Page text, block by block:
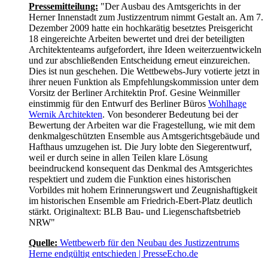
Pressemitteilung: "Der Ausbau des Amtsgerichts in der
Herner Innenstadt zum Justizzentrum nimmt Gestalt an. Am 7.
Dezember 2009 hatte ein hochkarätig besetztes Preisgericht
18 eingereichte Arbeiten bewertet und drei der beteiligten
Architektenteams aufgefordert, ihre Ideen weiterzuentwickeln
und zur abschließenden Entscheidung erneut einzureichen.
Dies ist nun geschehen. Die Wettbewebs-Jury votierte jetzt in
ihrer neuen Funktion als Empfehlungskommission unter dem
Vorsitz der Berliner Architektin Prof. Gesine Weinmiller
einstimmig für den Entwurf des Berliner Büros Wohlhage
Wernik Architekten. Von besonderer Bedeutung bei der
Bewertung der Arbeiten war die Fragestellung, wie mit dem
denkmalgeschützten Ensemble aus Amtsgerichtsgebäude und
Hafthaus umzugehen ist. Die Jury lobte den Siegerentwurf,
weil er durch seine in allen Teilen klare Lösung
beeindruckend konsequent das Denkmal des Amtsgerichtes
respektiert und zudem die Funktion eines historischen
Vorbildes mit hohem Erinnerungswert und Zeugnishaftigkeit
im historischen Ensemble am Friedrich-Ebert-Platz deutlich
stärkt. Originaltext: BLB Bau- und Liegenschaftsbetrieb
NRW"
Quelle: Wettbewerb für den Neubau des Justizzentrums
Herne endgültig entschieden | PresseEcho.de